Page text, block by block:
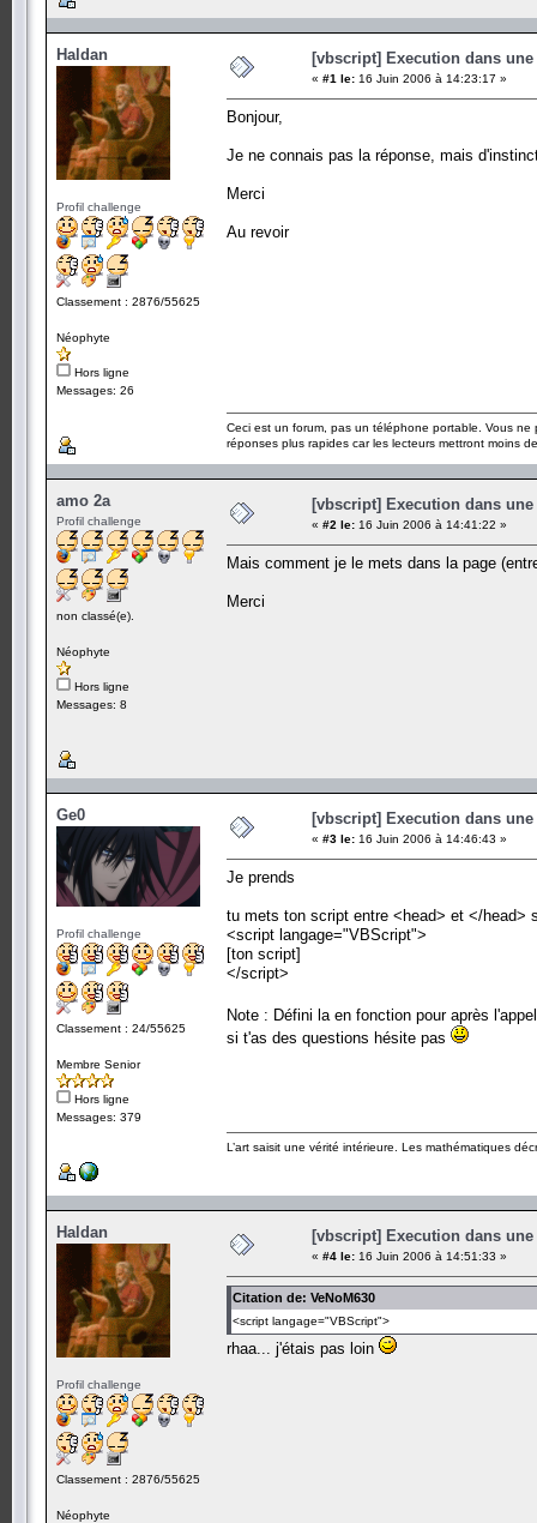
Haldan
Profil challenge
Classement : 2876/55625
Néophyte
Hors ligne
Messages: 26
[vbscript] Execution dans une
« #1 le: 16 Juin 2006 à 14:23:17 »
Bonjour,
Je ne connais pas la réponse, mais
Merci
Au revoir
Ceci est un forum, pas un téléphone portable. Vous
réponses plus rapides car les lecteurs mettront moins
amo 2a
Profil challenge
non classé(e).
Néophyte
Hors ligne
Messages: 8
[vbscript] Execution dans une
« #2 le: 16 Juin 2006 à 14:41:22 »
Mais comment je le mets dans la page
Merci
Ge0
Profil challenge
Classement : 24/55625
Membre Senior
Hors ligne
Messages: 379
[vbscript] Execution dans une
« #3 le: 16 Juin 2006 à 14:46:43 »
Je prends
tu mets ton script entre <head> et </head>
<script langage="VBScript">
[ton script]
</script>
Note : Défini la en fonction pour après
si t'as des questions hésite pas
L’art saisit une vérité intérieure. Les mathématiques
Haldan
Profil challenge
Classement : 2876/55625
Néophyte
[vbscript] Execution dans une
« #4 le: 16 Juin 2006 à 14:51:33 »
Citation de: VeNoM630
<script langage="VBScript">
rhaa... j'étais pas loin